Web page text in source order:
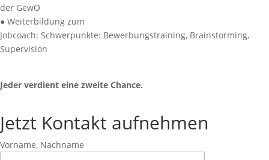
der GewO
● Weiterbildung zum
Jobcoach: Schwerpunkte: Bewerbungstraining, Brainstorming,
Supervision
Jeder verdient eine zweite Chance.
Jetzt Kontakt aufnehmen
Vorname, Nachname